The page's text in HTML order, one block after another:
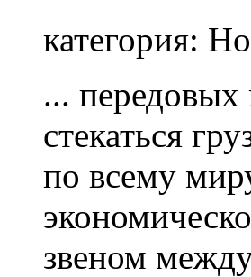
категория:
...
стекаться
по всему
звеном